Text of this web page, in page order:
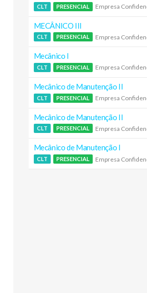
CLT PRESENCIAL Empresa
MECÂNICO III
CLT PRESENCIAL Empresa
Mecânico I
CLT PRESENCIAL Empresa
Mecânico de Manutenção II
CLT PRESENCIAL Empresa
Mecânico de Manutenção II
CLT PRESENCIAL Empresa
Mecânico de Manutenção I
CLT PRESENCIAL Empresa